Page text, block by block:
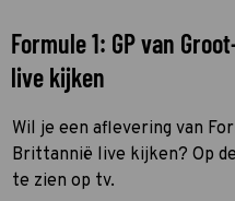
Formule 1: GP van
live kijken
Wil je een aflevering van
Brittannië live kijken? Op
te zien op tv.